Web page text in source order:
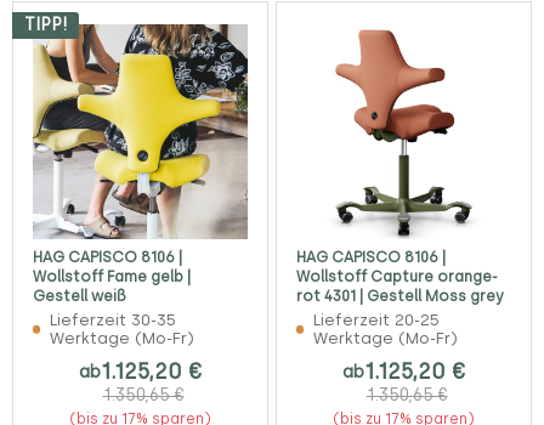
TIPP!
HAG CAPISCO 8106 |
Wollstoff Fame gelb |
Gestell weiß
Lieferzeit 30-35
Werktage (Mo-Fr)
ab1.125,20 €
1.350,65 €
(bis zu 17% sparen)
HAG CAPISCO 8106 |
Wollstoff Capture orange-
rot 4301 | Gestell Moss grey
Lieferzeit 20-25
Werktage (Mo-Fr)
ab1.125,20 €
1.350,65 €
(bis zu 17% sparen)